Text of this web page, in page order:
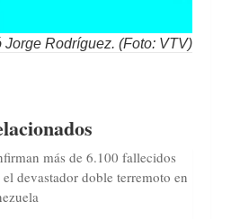
Rodríguez. (Foto: VTV)
más de 6.100 fallecidos
el devastador doble terremoto en